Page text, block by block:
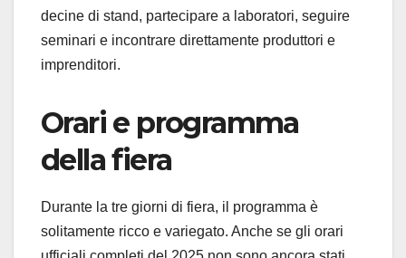
decine di stand, partecipare a laboratori, seguire
seminari e incontrare direttamente produttori e
imprenditori.
Orari e programma
della fiera
Durante la tre giorni di fiera, il programma è
solitamente ricco e variegato. Anche se gli orari